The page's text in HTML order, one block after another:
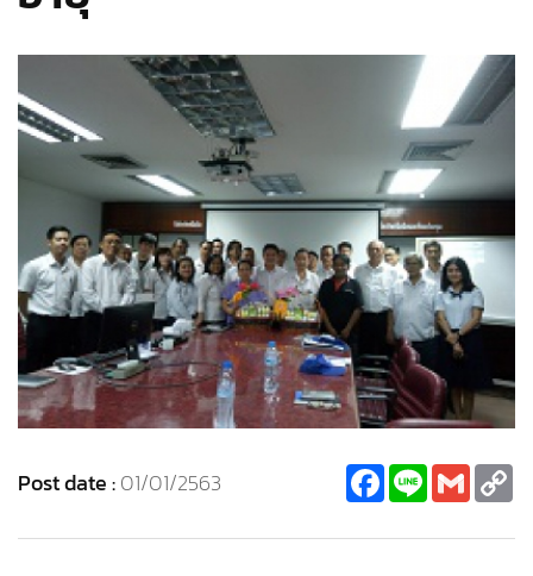
Post date :01/01/2563 Facebook
Line Gmail